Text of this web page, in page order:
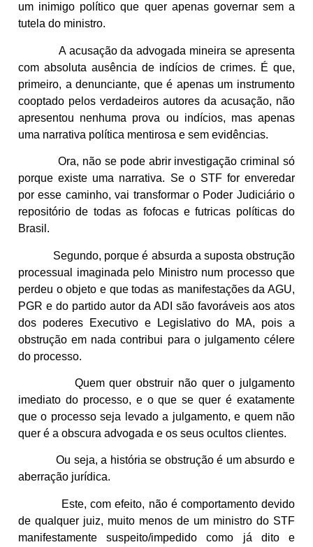
um inimigo político que quer apenas governar sem a
tutela do ministro.
A acusação da advogada mineira se apresenta
com absoluta ausência de indícios de crimes. É que,
primeiro, a denunciante, que é apenas um instrumento
cooptado pelos verdadeiros autores da acusação, não
apresentou nenhuma prova ou indícios, mas apenas
uma narrativa política mentirosa e sem evidências.
Ora, não se pode abrir investigação criminal só
porque existe uma narrativa. Se o STF for enveredar
por esse caminho, vai transformar o Poder Judiciário o
repositório de todas as fofocas e futricas políticas do
Brasil.
Segundo, porque é absurda a suposta obstrução
processual imaginada pelo Ministro num processo que
perdeu o objeto e que todas as manifestações da AGU,
PGR e do partido autor da ADI são favoráveis aos atos
dos poderes Executivo e Legislativo do MA, pois a
obstrução em nada contribui para o julgamento célere
do processo.
Quem quer obstruir não quer o julgamento
imediato do processo, e o que se quer é exatamente
que o processo seja levado a julgamento, e quem não
quer é a obscura advogada e os seus ocultos clientes.
Ou seja, a história se obstrução é um absurdo e
aberração jurídica.
Este, com efeito, não é comportamento devido
de qualquer juiz, muito menos de um ministro do STF
manifestamente suspeito/impedido como já dito e